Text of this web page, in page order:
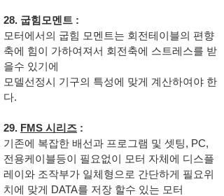
28. 굽힘모멘트 :
모터에서의 굽힘 모멘트는 회전테이블의 편향
축에 힘이 가하여져서 회전축에 스트레스를 받
을수 있기에
모델선정시 기구의 특성에 맞게 계산하여야 한
다.
29. FMS 시리즈 :
기존에 복잡한 배선과 프로그램 및 셋팅, PC,
전용케이블등이 필요없이 모터 자체에 디스플
레이와 조작부가 일체형으로 간단하게 필요위
치에 맞게 DATA를 저장 할수 있는 모터